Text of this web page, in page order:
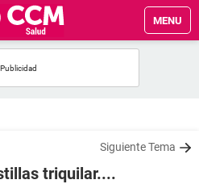
MENU
Siguiente Tema
triquilar....